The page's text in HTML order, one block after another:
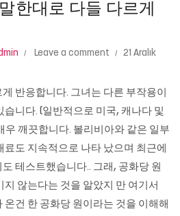
한대로 다들 다르게
Leave a comment
21 Aralık
반응합니다. 그녀는 다른 부작용이
니다. (일반적으로 미국, 캐나다 및
우 깨끗합니다. 볼리비아와 같은 일부
도 지속적으로 나타 났으며 최근에
테스트했습니다.. 그래, 공화당 원
않는다는 것을 알았지 만 여기서
온건 한 공화당 원이라는 것을 이해해